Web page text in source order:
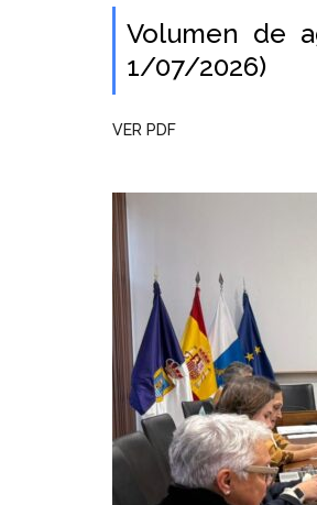
Volumen de
1/07/2026)
VER PDF